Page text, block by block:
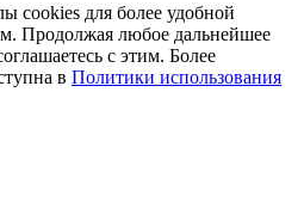
cookies для более удобной
Продолжая любое дальнейшее
с этим. Более
в Политики использования